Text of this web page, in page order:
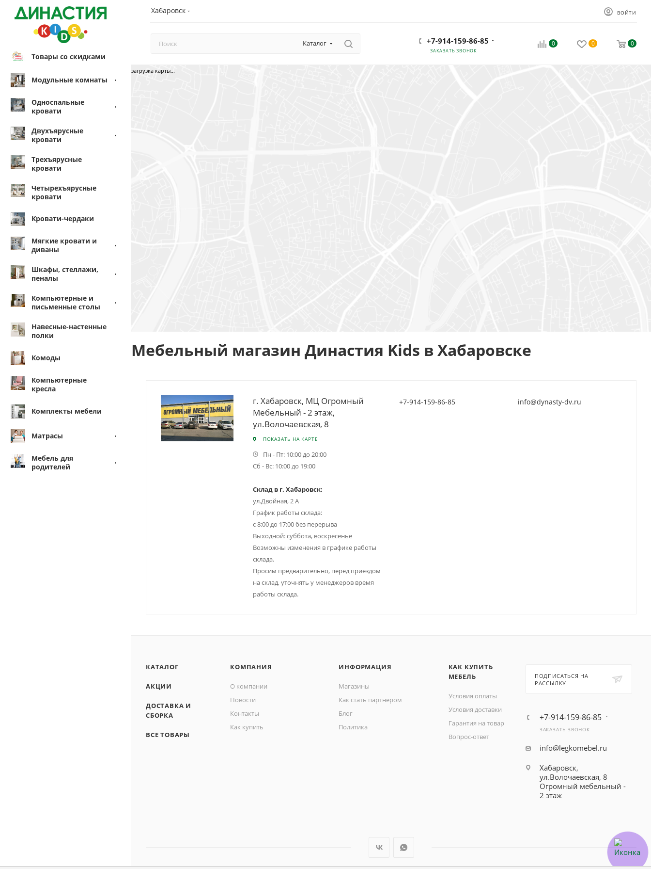
Хабаровск ВОЙТИ
Каталог +7-914-159-86-85
ЗАКАЗАТЬ ЗВОНОК
0 0 0
Товары со скидками
Модульные комнаты
Односпальные
кровати
Двухъярусные
кровати
Трехъярусные
кровати
Четырехъярусные
кровати
Кровати-чердаки
Мягкие кровати и
диваны
Шкафы, стеллажи,
пеналы
Компьютерные и
письменные столы
Навесные-настенные
полки
Комоды
Компьютерные
кресла
Комплекты мебели
Матрасы
Мебель для
родителей
загрузка карты...
Мебельный магазин Династия Kids в Хабаровске
г. Хабаровск, МЦ Огромный
Мебельный - 2 этаж,
ул.Волочаевская, 8
ПОКАЗАТЬ НА КАРТЕ
Пн - Пт: 10:00 до 20:00
Сб - Вс: 10:00 до 19:00
Склад в г. Хабаровск:
ул.Двойная, 2 А
График работы склада:
с 8:00 до 17:00 без перерыва
Выходной: суббота, воскресенье
Возможны изменения в графике работы
склада.
Просим предварительно, перед приездом
на склад, уточнять у менеджеров время
работы склада.
+7-914-159-86-85 info@dynasty-dv.ru
КАТАЛОГ
АКЦИИ
ДОСТАВКА И
СБОРКА
ВСЕ ТОВАРЫ
КОМПАНИЯ
О компании
Новости
Контакты
Как купить
ИНФОРМАЦИЯ
Магазины
Как стать партнером
Блог
Политика
КАК КУПИТЬ
МЕБЕЛЬ
Условия оплаты
Условия доставки
Гарантия на товар
Вопрос-ответ
ПОДПИСАТЬСЯ НА
РАССЫЛКУ
+7-914-159-86-85
ЗАКАЗАТЬ ЗВОНОК
info@legkomebel.ru
Хабаровск,
ул.Волочаевская, 8
Огромный мебельный -
2 этаж